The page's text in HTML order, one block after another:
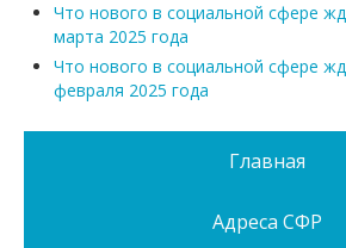
Что нового в социальной сфере
марта 2025 года
Что нового в социальной сфере
февраля 2025 года
Главная
Адреса СФР